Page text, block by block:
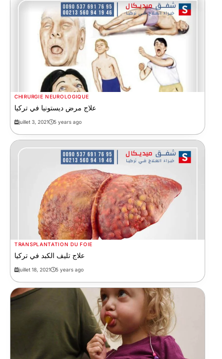
CHIRURGIE NEUROLOGIQUE
علاج مرض ديستونيا في تركيا
juillet 3, 2021 5 years ago
TRANSPLANTATION DU FOIE
علاج تليف الكبد في تركيا
juillet 18, 2021 5 years ago